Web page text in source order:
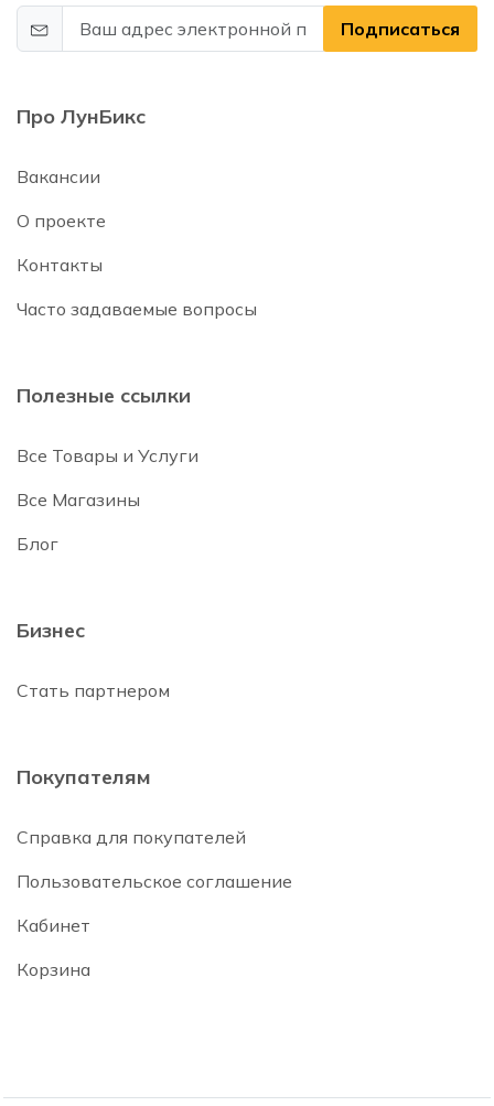
Подписаться
Про ЛунБикс
Вакансии
О проекте
Контакты
Часто задаваемые вопросы
Полезные ссылки
Все Товары и Услуги
Все Магазины
Блог
Бизнес
Стать партнером
Покупателям
Справка для покупателей
Пользовательское соглашение
Кабинет
Корзина